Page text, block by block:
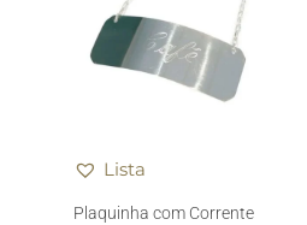
Lista
Plaquinha com Corrente